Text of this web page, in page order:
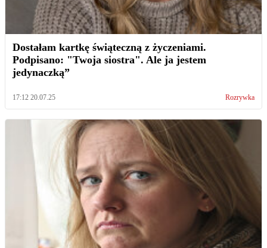
Dostałam kartkę świąteczną z życzeniami.
Podpisano: "Twoja siostra". Ale ja jestem
jedynaczką”
17:12 20.07.25 Rozrywka